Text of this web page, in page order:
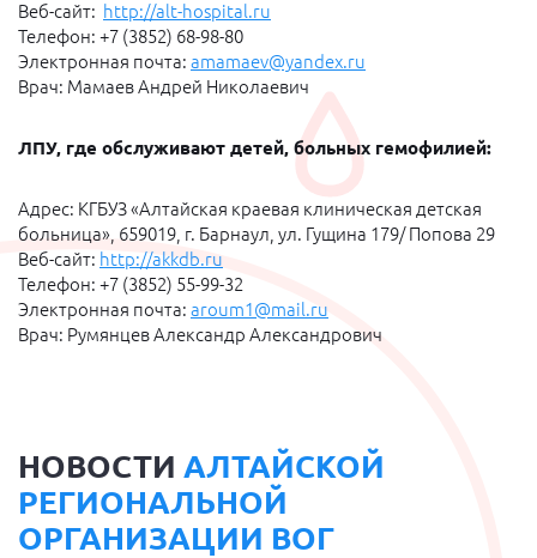
Веб-сайт: http://alt-hospital.ru
Телефон: +7 (3852) 68-98-80
Электронная почта: amamaev@yandex.ru
Врач: Мамаев Андрей Николаевич
ЛПУ, где обслуживают детей, больных гемофилией:
Адрес: КГБУЗ «Алтайская краевая клиническая детская
больница», 659019, г. Барнаул, ул. Гущина 179/ Попова 29
Веб-сайт: http://akkdb.ru
Телефон: +7 (3852) 55-99-32
Электронная почта: aroum1@mail.ru
Врач: Румянцев Александр Александрович
НОВОСТИ АЛТАЙСКОЙ
РЕГИОНАЛЬНОЙ
ОРГАНИЗАЦИИ ВОГ